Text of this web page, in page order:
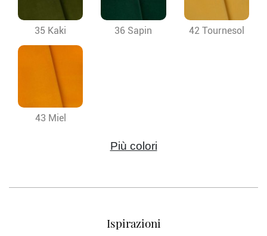
35 Kaki 36 Sapin 42 Tournesol
43 Miel
Più colori
Ispirazioni